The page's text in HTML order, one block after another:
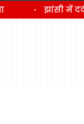
झांसी में